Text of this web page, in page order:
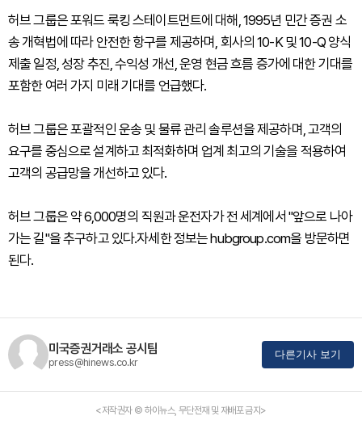
허브 그룹은 포워드 룩킹 스테이트먼트에 대해, 1995년 민간 증권 소
송 개혁법에 따라 안전한 항구를 제공하며, 회사의 10-K 및 10-Q 양식
제출 일정, 성장 추진, 수익성 개선, 운영 현금 흐름 증가에 대한 기대를
포함한 여러 가지 미래 기대를 언급했다.
허브 그룹은 포괄적인 운송 및 물류 관리 솔루션을 제공하며, 고객의
요구를 중심으로 설계하고 최적화하며 업계 최고의 기술을 적용하여
고객의 공급망을 개선하고 있다.
허브 그룹은 약 6,000명의 직원과 운전자가 전 세계에서 "앞으로 나아
가는 길"을 추구하고 있다.자세한 정보는 hubgroup.com을 방문하면
된다.
미국증권거래소 공시팀
press@hinews.co.kr
다른기사 보기
<저작권자 © 하이뉴스, 무단전재 및 재배포 금지>